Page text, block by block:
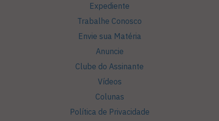
Expediente
Trabalhe Conosco
Envie sua Matéria
Anuncie
Clube do Assinante
Vídeos
Colunas
Política de Privacidade